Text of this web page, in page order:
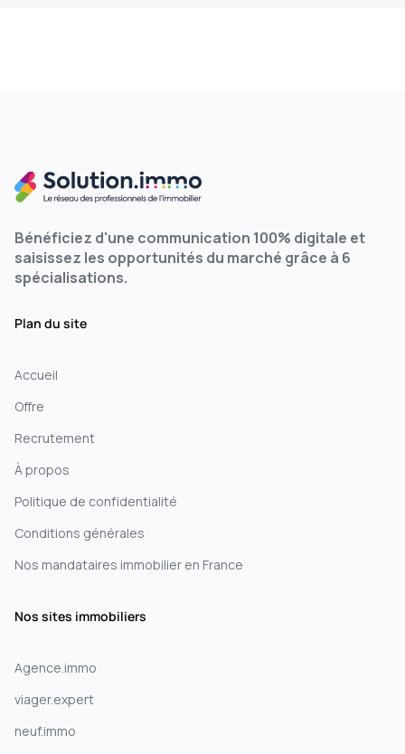
Bénéficiez d'une communication 100% digitale et
saisissez les opportunités du marché grâce à 6
spécialisations.
Plan du site
Accueil
Offre
Recrutement
À propos
Politique de confidentialité
Conditions générales
Nos mandataires immobilier en France
Nos sites immobiliers
Agence.immo
viager.expert
neuf.immo